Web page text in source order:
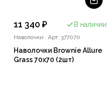
11 340 ₽ В наличии
Наволочки · Арт: 377070
Наволочки Brownie Allure
Grass 70х70 (2шт)